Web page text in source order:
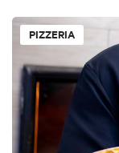
PIZZERIA